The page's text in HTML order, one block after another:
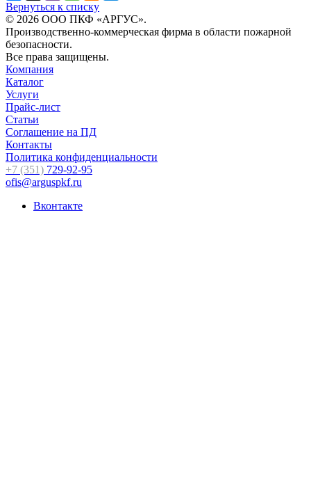
Вернуться к списку
© 2026 ООО ПКФ «АРГУС».
Производственно-коммерческая фирма в области пожарной
безопасности.
Все права защищены.
Компания
Каталог
Услуги
Прайс-лист
Статьи
Соглашение на ПД
Контакты
Политика конфиденциальности
+7 (351) 729-92-95
ofis@arguspkf.ru
Вконтакте